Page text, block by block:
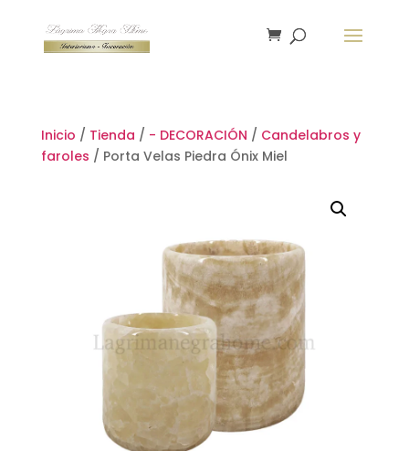
Inicio / Tienda / - DECORACIÓN / Candelabros y
faroles / Porta Velas Piedra Ónix Miel